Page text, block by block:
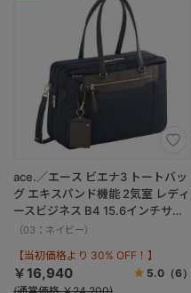
ace.／エース ビエナ3 トートバッ
グ エキスパンド機能 2気室 レディ
ースビジネス B4 15.6インチサイ
ズ 68703
（03：ネイビー）
【当初価格より 30% OFF！】
￥16,940 5.0（6）